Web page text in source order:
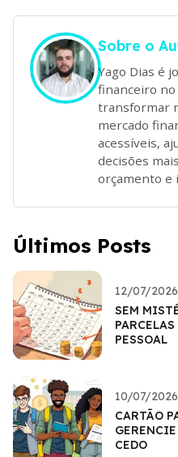
Sobre o
Yago Dias é
financeiro no
transformar
mercado
acessíveis,
decisões
orçamento e
Últimos Posts
12/07/
SEM
PESSOAL
10/07/
CARTÃO
CEDO